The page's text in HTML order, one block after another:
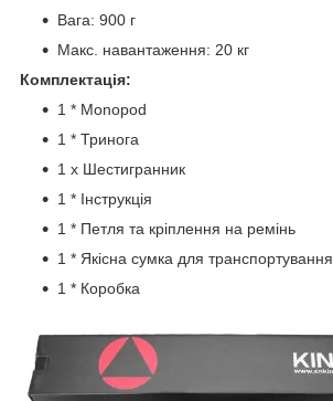
Вага: 900 г
Макс. навантаження: 20 кг
Комплектація:
1 * Monopod
1 * Тринога
1 х Шестигранник
1 * Інструкція
1 * Петля та кріплення на ремінь
1 * Якісна сумка для транспортування
1 * Коробка